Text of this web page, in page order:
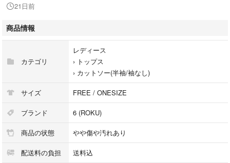
ポケット：なし
透け感：なし
生地の厚さ：普通
光沢：なし
※商品は複数サイトで共有している為システムで在庫調整を行っておりま
すが、ずれが生じ欠品となる場合もございます。
【商品コード】0522126E0022
【コンディションについて】
21日前
商品情報
カテゴリ
レディース
› トップス
› カットソー(半袖/袖なし)
サイズ FREE / ONESIZE
ブランド 6 (ROKU)
商品の状態 やや傷や汚れあり
配送料の負担 送料込